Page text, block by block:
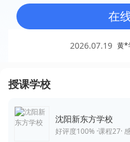
在
2026.07.19 黄*
授课学校
沈阳新东方学校
好评度100% ·课程27·